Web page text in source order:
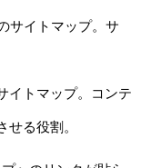
サイトマップ。サ
イトマップ。コンテ
せる役割。